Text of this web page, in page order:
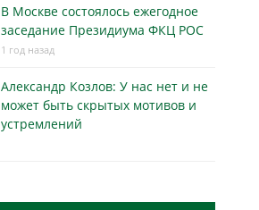
В Москве состоялось ежегодное
заседание Президиума ФКЦ РОС
1 год назад
Александр Козлов: У нас нет и не
может быть скрытых мотивов и
устремлений